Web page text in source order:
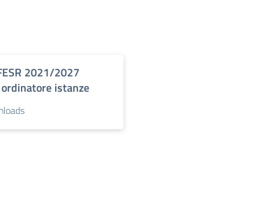
2021/2027
istanze